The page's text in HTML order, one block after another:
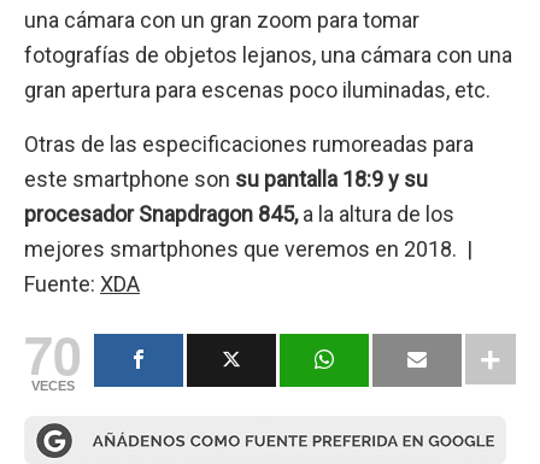
una cámara con un gran zoom para tomar
fotografías de objetos lejanos, una cámara con una
gran apertura para escenas poco iluminadas, etc.
Otras de las especificaciones rumoreadas para
este smartphone son su pantalla 18:9 y su
procesador Snapdragon 845,a la altura de los
mejores smartphones que veremos en 2018. |
Fuente: XDA
70
VECES